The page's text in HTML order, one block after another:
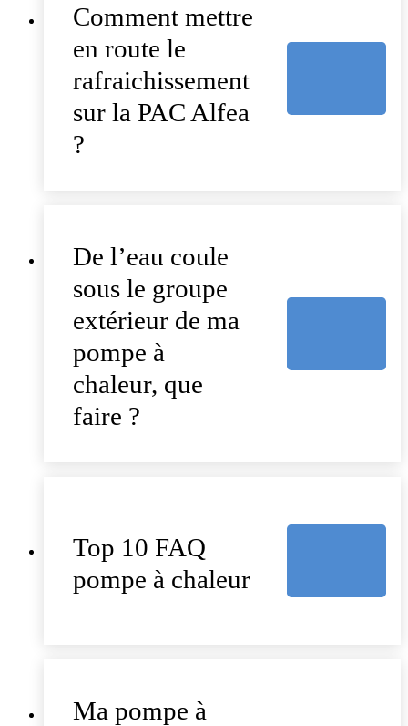
Comment mettre
en route le
rafraichissement
sur la PAC Alfea
?
De l’eau coule
sous le groupe
extérieur de ma
pompe à
chaleur, que
faire ?
Top 10 FAQ
pompe à chaleur
Ma pompe à